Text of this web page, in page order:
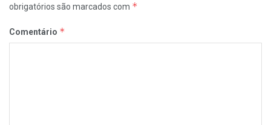
obrigatórios são marcados com *
Comentário *